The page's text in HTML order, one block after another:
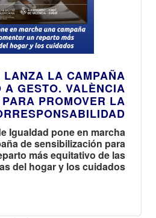
LANZA LA CAMPAÑA
A GESTO. VALÈNCIA
PROMOVER LA
Igualdad pone en marcha
de sensibilización para
más equitativo de las
del hogar y los cuidados